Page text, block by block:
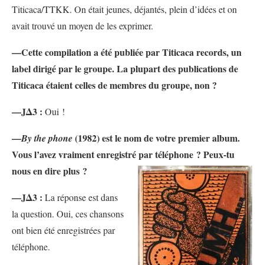
Titicaca/TTKK. On était jeunes, déjantés, plein d’idées et on
avait trouvé un moyen de les exprimer.
—Cette compilation a été publiée par Titicaca records, un
label dirigé par le groupe. La plupart des publications de
Titicaca étaient celles de membres du groupe, non ?
—JΔ3 : Oui !
—Bythe phone(1982) est le nom de votre premier album.
Vous l’avez vraiment enregistré par téléphone ? Peux-tu
nous en dire plus ?
—JΔ3 : La réponse est dans
la question. Oui, ces chansons
ont bien été enregistrées par
téléphone.